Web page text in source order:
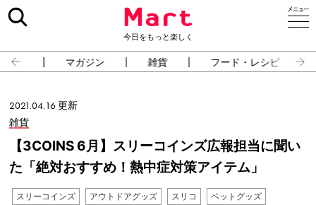
今日をもっと楽しく
占い マガジン 雑貨 フード・レシピ
2021.04.16 更新
雑貨
【3COINS 6月】スリーコインズ広報担当に聞い
た「絶対おすすめ！熱中症対策アイテム」
スリーコインズ アウトドアグッズ スリコ ペットグッズ